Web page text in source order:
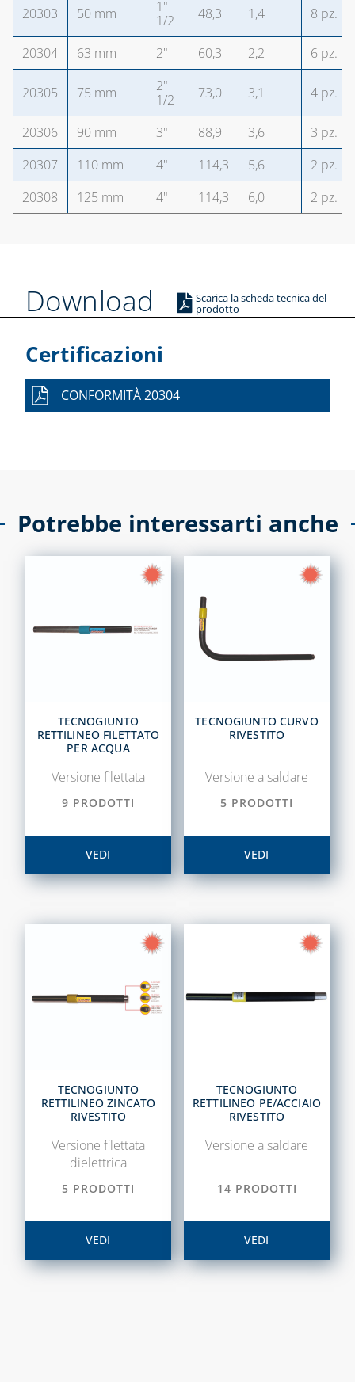
20303 50 mm
1"
1/2
48,3 1,4 8 pz.
20304 63 mm 2" 60,3 2,2 6 pz.
20305 75 mm
2"
1/2
73,0 3,1 4 pz.
20306 90 mm 3" 88,9 3,6
3 pz.
20307
110 mm 4" 114,3 5,6
2 pz.
20308
125 mm 4" 114,3 6,0 2 pz.
Download Scarica la scheda tecnica del
prodotto
Certificazioni
CONFORMITÀ 20304
Potrebbe interessarti anche
TECNOGIUNTO
RETTILINEO FILETTATO
PER ACQUA
Versione filettata
9 PRODOTTI
VEDI
TECNOGIUNTO CURVO
RIVESTITO
Versione a saldare
5 PRODOTTI
VEDI
TECNOGIUNTO
RETTILINEO ZINCATO
RIVESTITO
Versione filettata
dielettrica
5 PRODOTTI
VEDI
TECNOGIUNTO
RETTILINEO PE/ACCIAIO
RIVESTITO
Versione a saldare
14 PRODOTTI
VEDI